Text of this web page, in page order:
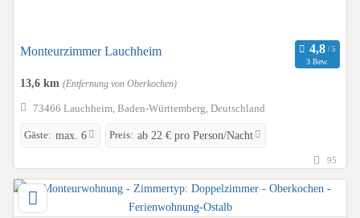
Monteurzimmer Lauchheim
3 Bew.
13,6 km (Entfernung von Oberkochen)
73466 Lauchheim, Baden-Württemberg, Deutschland
Gäste: max. 6 Preis: ab 22 € pro Person/Nacht
95